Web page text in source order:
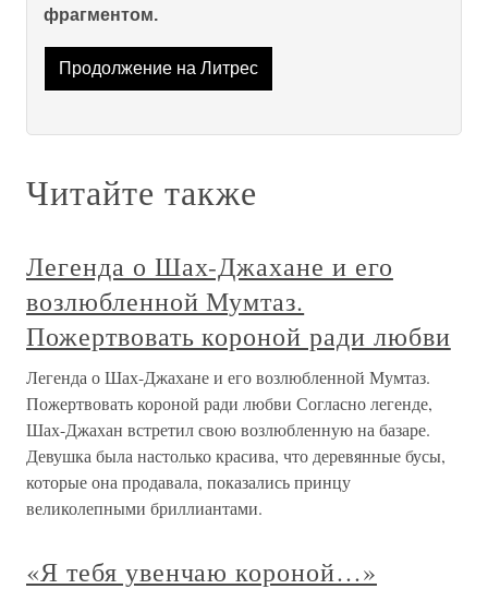
фрагментом.
Продолжение на Литрес
Читайте также
Легенда о Шах-Джахане и его
возлюбленной Мумтаз.
Пожертвовать короной ради любви
Легенда о Шах-Джахане и его возлюбленной Мумтаз.
Пожертвовать короной ради любви Согласно легенде,
Шах-Джахан встретил свою возлюбленную на базаре.
Девушка была настолько красива, что деревянные бусы,
которые она продавала, показались принцу
великолепными бриллиантами.
«Я тебя увенчаю короной…»